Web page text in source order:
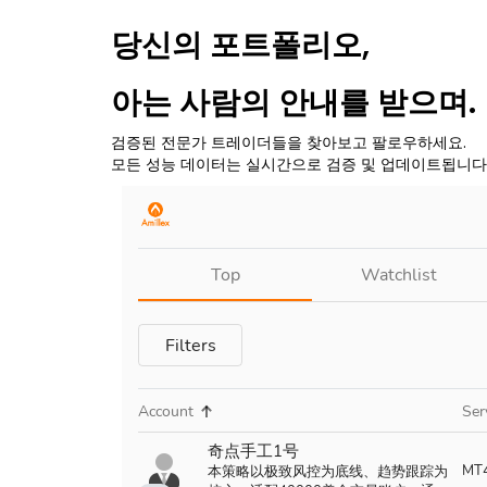
당신의 포트폴리오,
아는 사람의 안내를 받으며.
검증된 전문가 트레이더들을 찾아보고 팔로우하세요.
모든 성능 데이터는 실시간으로 검증 및 업데이트됩니